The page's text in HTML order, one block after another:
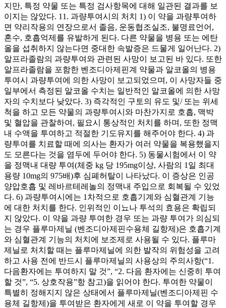
지만, 특정 약물 또는 특정 검사항목에 대해 일관된 결과를 보
이지는 않았다. 11. 과량투여시의 처치 1) 이 약을 과량투여하
면 약리작용의 연장으로서 졸음, 운동협조실조, 불명료언어,
혼수, 호흡억제를 유발하게 된다. 다른 약물을 병용 또는 에탄
올을 섭취하지 않는다면 중대한 속발증은 드물게 일어난다. 2)
알프라졸람의 과량투여와 관련된 사망이 보고된 바 있다. 또한
알프라졸람을 포함한 벤조디아제핀계 약물과 알코올의 병용
투여시 과량투여에 의한 사망이 보고되었으며, 이 사망자들 중
일부에서 측정된 알코올 수치는 일반적인 알코올에 의한 사망
자의 수치보다 낮았다. 3) 즉각적인 구토의 유도 및/ 또는 위세
척을 하고 모든 약물의 과량투여시와 마찬가지로 호흡, 맥박
및 혈압을 관찰하여, 필요시 통상적인 처치를 하며, 또한 정맥
내 수액을 투여하고 적절한 기도유지를 해주어야 한다. 4) 과
량투여를 치료할 때에 의사는 환자가 여러 약물을 복용했을지
도 모른다는 것을 염두에 두어야 한다. 5) 동물시험에서 이 약
을 정맥내 대량 투여(체중 kg 당 195mg이상, 사람의 1일 최대
용량 10mg의 975배)후 심폐허탈이 나타났다. 이 증상은 인공
양압호흡 및 레바르테레놀의 정맥내 주입으로 회복될 수 있었
다. 6) 과량투여시에는 1차적으로 호흡기계와 심혈관계 기능
에 대한 처치를 한다. 인위적인 이뇨나 투석의 효용은 확립되
지 않았다. 이 약을 과량 투여한 경우 또는 과량 투여가 의심되
는 경우 플루마제닐 (벤조디아제핀수용체 길항제)은 호흡기계
와 심혈관계 기능의 처치에 보조제로 사용될 수 있다. 플루마
제닐로 처치할 때는 플루마제닐에 의한 발작의 위험성을 고려
하고 사용 전에 반드시 플루마제닐의 사용상의 주의사항(“1.
다음환자에는 투여하지 말 것”, “2. 다음 환자에는 신중히 투여
할 것”, “5. 상호작용”항 참고)을 읽어야 한다. 투여한 약물이
특별히 정해지지 않은 상태에서 플루마제닐(벤조디아제핀 수
용체 길항제)을 투여받은 환자에게 새로 이 약을 투여할 경우